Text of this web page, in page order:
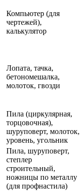
Компьютер (для
чертежей),
калькулятор
Лопата, тачка,
бетономешалка,
молоток, гвозди
Пила (циркулярная,
торцовочная),
шуруповерт, молоток,
уровень, угольник
Пила, шуруповерт,
степлер
строительный,
ножницы по металлу
(для профнастила)